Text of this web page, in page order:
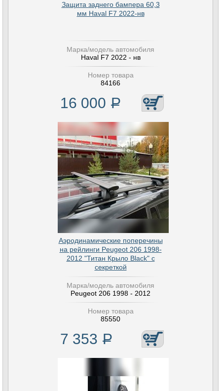
Защита заднего бампера 60,3
мм Haval F7 2022-нв
Марка/модель автомобиля
Haval F7 2022 - нв
Номер товара
84166
16 000 Р
Аэродинамические поперечины
на рейлинги Peugeot 206 1998-
2012 "Титан Крыло Black" с
секреткой
Марка/модель автомобиля
Peugeot 206 1998 - 2012
Номер товара
85550
7 353 Р